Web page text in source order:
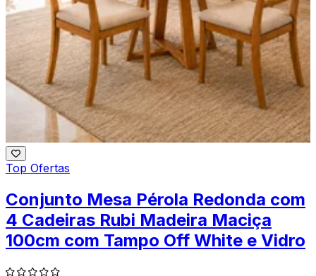
Top Ofertas
Conjunto Mesa Pérola Redonda com
4 Cadeiras Rubi Madeira Maciça
100cm com Tampo Off White e Vidro